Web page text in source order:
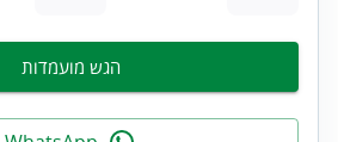
הגש מועמדות